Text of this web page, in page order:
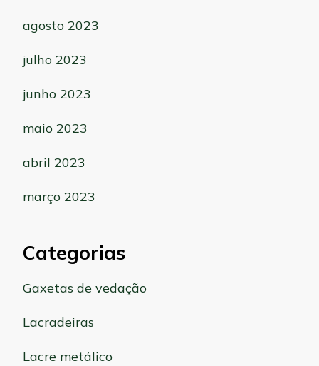
agosto 2023
julho 2023
junho 2023
maio 2023
abril 2023
março 2023
Categorias
Gaxetas de vedação
Lacradeiras
Lacre metálico